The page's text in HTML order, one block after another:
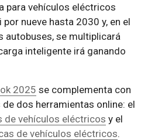
para vehículos eléctricos
nueve hasta 2030 y, en el
autobuses, se multiplicará
inteligente irá ganando
2025 se complementa con
dos herramientas online: el
de vehículos eléctricos y el
de vehículos eléctricos.